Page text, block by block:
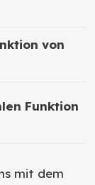
von
Funktion
mit dem